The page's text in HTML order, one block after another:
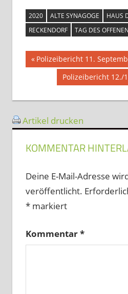
2020 ALTE SYNAGOGE
HAUS
RECKENDORF
TAG DES
Vorheriger
Beitrag:
Polizeibericht 11.
Nächster
Polizeibericht 12./
Artikel drucken
KOMMENTAR
Deine E-Mail-Adresse
veröffentlicht.
*markiert
Kommentar*